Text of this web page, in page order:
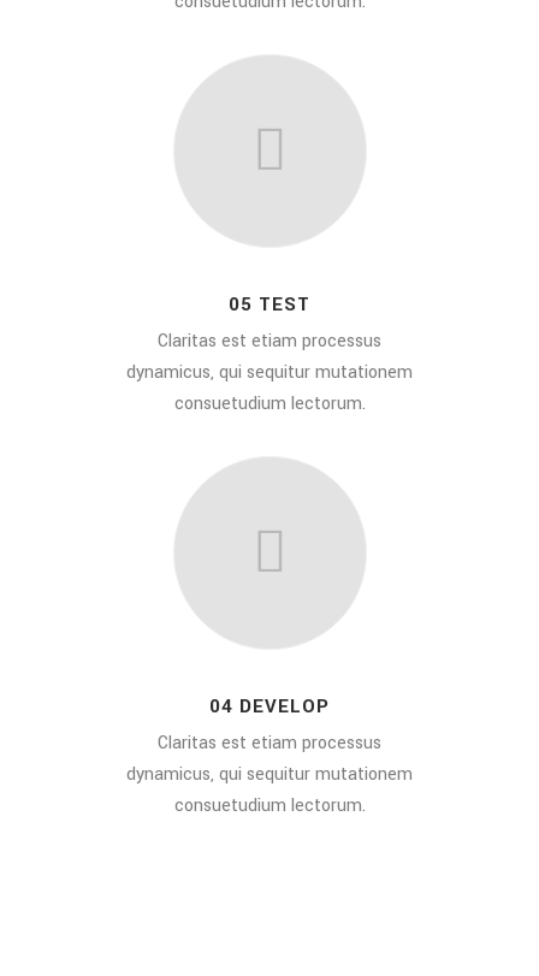
05 TEST
Claritas est etiam processus
dynamicus, qui sequitur mutationem
consuetudium lectorum.
04 DEVELOP
Claritas est etiam processus
dynamicus, qui sequitur mutationem
consuetudium lectorum.